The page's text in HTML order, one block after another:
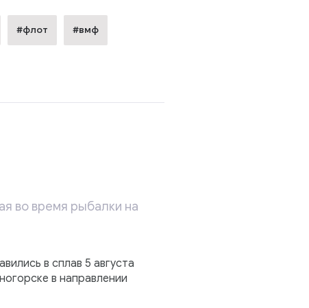
#флот #вмф
во время рыбалки на
в сплав 5 августа
в направлении